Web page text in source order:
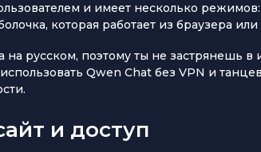
и имеет несколько
которая работает из браузера
русском, поэтому ты не застрянешь
Qwen Chat без VPN и
и доступ